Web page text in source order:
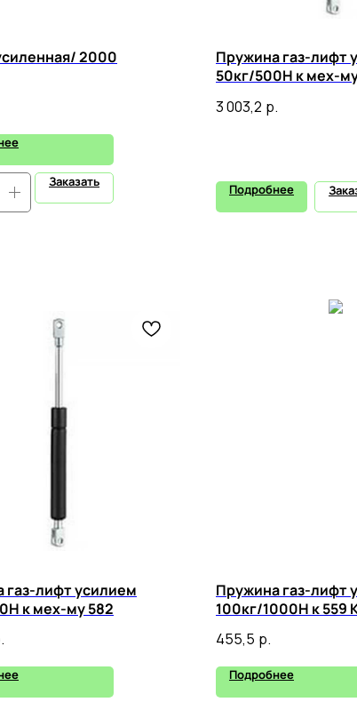
2000
Заказать
Пружина газ-лифт
50кг/500Н к мех-
3 003,2 р.
Подробнее
газ-лифт усилием
к мех-му 582
Пружина газ-лифт
100кг/1000Н к 559
455,5 р.
Подробнее